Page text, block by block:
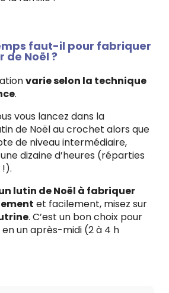
faut-il pour fabriquer
de Noël ?
varie selon la technique
.
vous lancez dans la
de Noël au crochet alors que
de niveau intermédiaire,
dizaine d’heures (réparties
lutin de Noël à fabriquer
et facilement, misez sur
. C’est un bon choix pour
un après-midi (2 à 4 h